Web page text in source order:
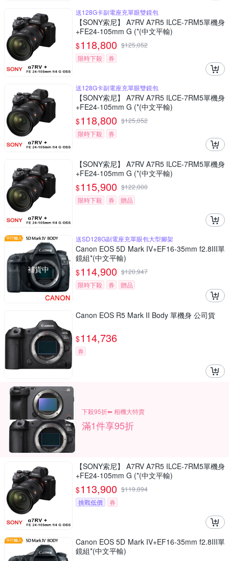
送128G卡副電座充單眼雙鏡包
【SONY索尼】 A7RV A7R5 ILCE-7RM5單機身
+FE24-105mm G (*(中文平輸)
$118,800 $125,052
限時下殺
券
送128G卡副電座充單眼雙鏡包
【SONY索尼】 A7RV A7R5 ILCE-7RM5單機身
+FE24-105mm G (*(中文平輸)
$118,800 $125,052
限時下殺
券
【SONY索尼】 A7RV A7R5 ILCE-7RM5單機身
+FE24-105mm G (*(中文平輸)
$115,900 $122,000
限時下殺
券 贈品
補貨中
送SD128G副電座充單眼包大型腳架
Canon EOS 5D Mark IV+EF16-35mm f2.8III單
鏡組*(中文平輸)
$114,900 $120,947
限時下殺
券 贈品
Canon EOS R5 Mark II Body 單機身 公司貨
$114,736
券
下殺95折⬅︎ 相機大特賣
滿1件享95折
【SONY索尼】 A7RV A7R5 ILCE-7RM5單機身
+FE24-105mm G (*(中文平輸)
$113,900 $119,894
挑戰低價
券
Canon EOS 5D Mark IV+EF16-35mm f2.8III單
鏡組*(中文平輸)